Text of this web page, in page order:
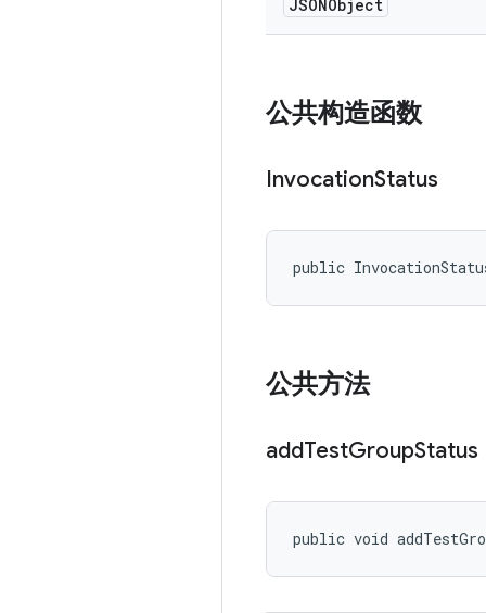
JSONObject
公共构造函数
InvocationStatus
public
公共方法
addTestGroupStatus
public void